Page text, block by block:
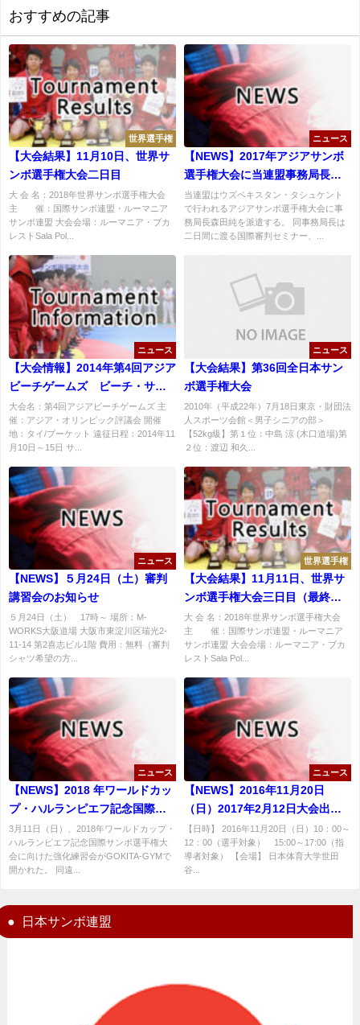
おすすめの記事
世界選手権
【大会結果】11月10日、世界サ
ンボ選手権大会二日目
大 会 名：2018年世界サンボ選手権大会
主 催：国際サンボ連盟・ルーマニア
サンボ連盟 大会会場：ルーマニア・ブカ
レストSala Pol...
ニュース
【NEWS】2017年アジアサンボ
選手権大会に当連盟事務局長を
派遣
当連盟はウズベキスタン・タシュケント
で行われるアジアサンボ選手権大会に事
務局長森田純を派遣する。 同事務局長は
二日間に渡る国際審判セミナー、...
ニュース
【大会情報】2014年第4回アジア
ビーチゲームズ ビーチ・サン
ボ日本代表選手団
大会名：第4回アジアビーチゲームズ 主
催：アジア・オリンピック評議会 開催
地：タイ/プーケット 遠征日程：2014年11
月10日～15日 サ...
ニュース
【大会結果】第36回全日本サン
ボ選手権大会
2010年（平成22年）7月18日東京・財団法
人スポーツ会館＜男子シニアの部＞
【52kg級】第１位：中島 涼 (木口道場)第
２位：渡辺 和久...
ニュース
【NEWS】５月24日（土）審判
講習会のお知らせ
５月24日（土） 17時～ 場所：M-
WORKS大阪道場 大阪市東淀川区瑞光2-
11-14 第2喜志ビル1階 費用：無料（審判
シャツ希望の方...
世界選手権
【大会結果】11月11日、世界サ
ンボ選手権大会三日目（最終
日）
大 会 名：2018年世界サンボ選手権大会
主 催：国際サンボ連盟・ルーマニア
サンボ連盟 大会会場：ルーマニア・ブカ
レストSala Pol...
ニュース
【NEWS】2018 年ワールドカッ
プ・ハルランピエフ記念国際サ
ンボ選手権大会日本代表選手団
強化練習会報告
3月11日（日）、2018年ワールドカップ・
ハルランピエフ記念国際サンボ選手権大
会に向けた強化練習会がGOKITA-GYMで
開かれた。 同遠...
ニュース
【NEWS】2016年11月20日
（日）2017年2月12日大会出場
予定者・指導者対象サンボ技術
講習会開催【特別講師：国際サ
ンボ連盟スポーツディレクター
【日時】 2016年11月20日（日）10：00～
12：00（選手対象） 15:00～17:00（指
導者対象） 【会場】 日本体育大学世田
谷...
日本サンボ連盟